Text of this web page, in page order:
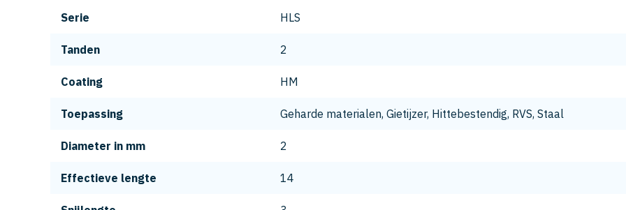
Serie HLS
Tanden 2
Coating HM
Toepassing Geharde materialen, Gietijzer, Hittebestendig, RVS, Staal
Diameter in mm 2
Effectieve lengte 14